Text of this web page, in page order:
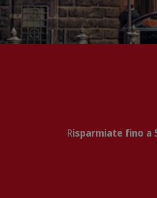
Risparmiate fino a